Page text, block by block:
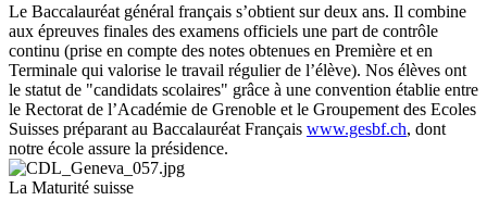
Le Baccalauréat général français s’obtient sur deux ans. Il combine
aux épreuves finales des examens officiels une part de contrôle
continu (prise en compte des notes obtenues en Première et en
Terminale qui valorise le travail régulier de l’élève). Nos élèves ont
le statut de "candidats scolaires" grâce à une convention établie entre
le Rectorat de l’Académie de Grenoble et le Groupement des Ecoles
Suisses préparant au Baccalauréat Français www.gesbf.ch, dont
notre école assure la présidence.
La Maturité suisse